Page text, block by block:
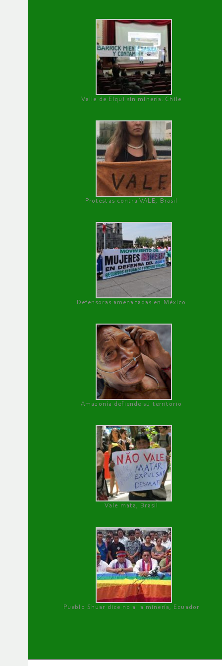
Valle de Elqui sin minería. Chile
Protestas contra VALE, Brasil
Defensoras amenazadas en México
Amazonía defiende su territorio
Vale mata, Brasil
Pueblo Shuar dice no a la minería, Ecuador